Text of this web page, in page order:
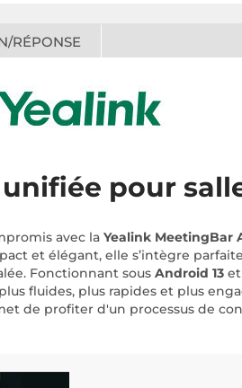
RÉPONSE
pour
avec la Yealink MeetingBar
et élégant, elle s’intègre
Fonctionnant sous Android 13 et
fluides, plus rapides et plus
de profiter d'un processus de